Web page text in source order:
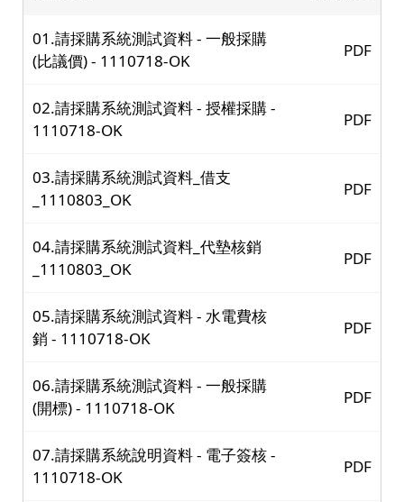
01.請採購系統測試資料 - 一般採購
(比議價) - 1110718-OK
PDF
02.請採購系統測試資料 - 授權採購 -
1110718-OK
PDF
03.請採購系統測試資料_借支
_1110803_OK
PDF
04.請採購系統測試資料_代墊核銷
_1110803_OK
PDF
05.請採購系統測試資料 - 水電費核
銷 - 1110718-OK
PDF
06.請採購系統測試資料 - 一般採購
(開標) - 1110718-OK
PDF
07.請採購系統說明資料 - 電子簽核 -
1110718-OK
PDF